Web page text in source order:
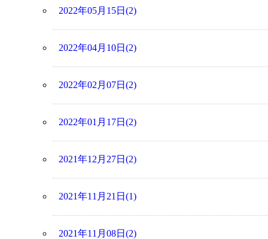
2022年05月15日(2)
2022年04月10日(2)
2022年02月07日(2)
2022年01月17日(2)
2021年12月27日(2)
2021年11月21日(1)
2021年11月08日(2)